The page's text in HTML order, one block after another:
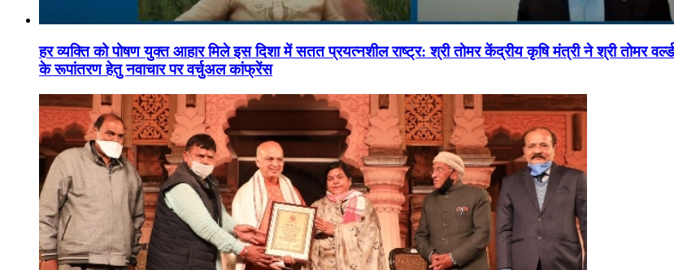
हर व्यक्ति को पोषण युक्त आहार मिले इस दिशा में सतत प्रयत्नशील राष्ट्र: श्री तोमर केंद्रीय कृषि मंत्री ने श्री तोमर
के रूपांतरण हेतु नवाचार पर वर्चुअल कांफ्रेंस